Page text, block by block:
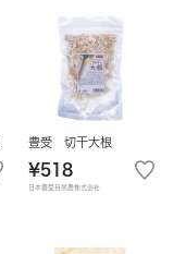
豊受 切干大根
¥518
日本豊受自然農株式会社